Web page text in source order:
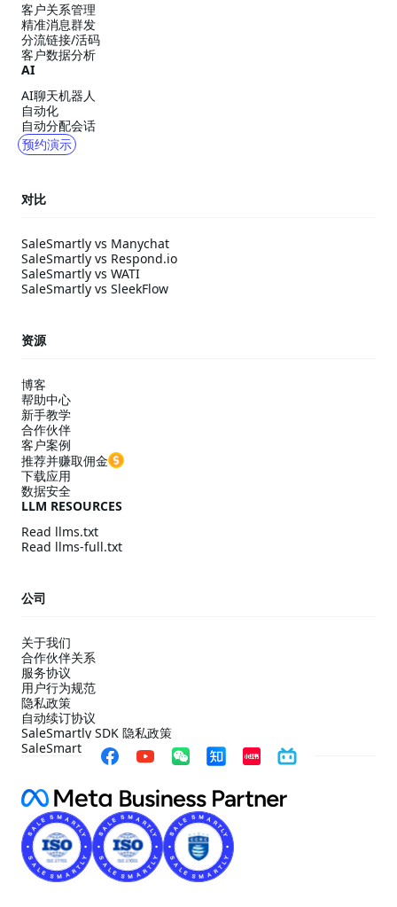
客户关系管理
精准消息群发
分流链接/活码
客户数据分析
AI
AI聊天机器人
自动化
自动分配会话
预约演示
对比
SaleSmartly vs Manychat
SaleSmartly vs Respond.io
SaleSmartly vs WATI
SaleSmartly vs SleekFlow
资源
博客
帮助中心
新手教学
合作伙伴
客户案例
推荐并赚取佣金
下载应用
数据安全
LLM RESOURCES
Read llms.txt
Read llms-full.txt
公司
关于我们
合作伙伴关系
服务协议
用户行为规范
隐私政策
自动续订协议
SaleSmartly SDK 隐私政策
SaleSmartly SDK 合规配置指引